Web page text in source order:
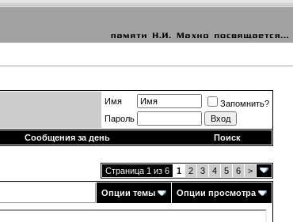
Имя
Запомнить?
Пароль
Сообщения за день Поиск
Страница 1 из 6 1 2 3 4 5 6 >
Опции темы Опции просмотра